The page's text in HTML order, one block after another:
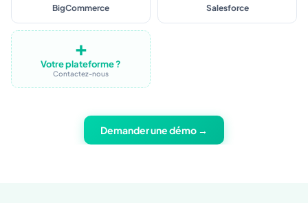
BigCommerce
➕
Votre plateforme ?